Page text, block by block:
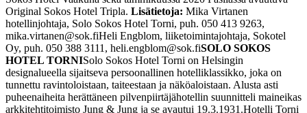
Original Sokos Hotel Tripla. Lisätietoja: Mika Virtanen
hotellinjohtaja, Solo Sokos Hotel Torni, puh. 050 413 9263,
mika.virtanen@sok.fiHeli Engblom, liiketoimintajohtaja, Sokotel
Oy, puh. 050 388 3111, heli.engblom@sok.fiSOLO SOKOS
HOTEL TORNISolo Sokos Hotel Torni on Helsingin
designalueella sijaitseva persoonallinen hotelliklassikko, joka on
tunnettu ravintoloistaan, taiteestaan ja näköaloistaan. Alusta asti
puheenaiheita herättäneen pilvenpiirtäjähotellin suunnitteli maineikas
arkkitehtitoimisto Jung & Jung ja se avautui 19.3.1931.Hotelli Torni